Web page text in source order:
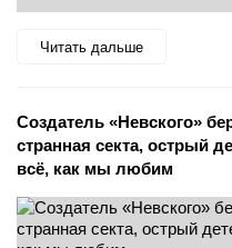
Читать дальше
Создатель «Невского»
странная секта, острый
всё, как мы любим